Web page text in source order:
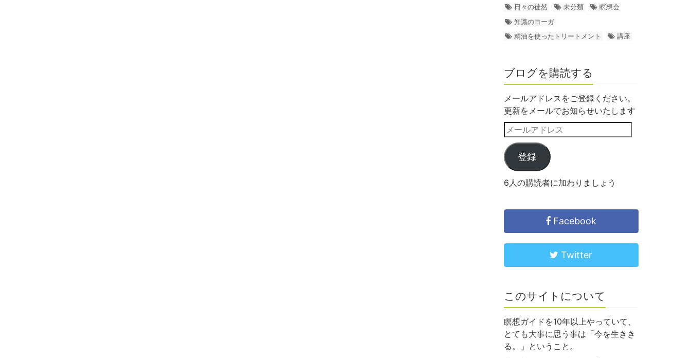
日々の徒然
未分類
瞑想会
知識のヨーガ
精油を使ったトリートメント
講座
ブログを購読する
メールアドレスをご登録ください。
更新をメールでお知らせいたします
登録
6人の購読者に加わりましょう
Facebook
Twitter
このサイトについて
瞑想ガイドを10年以上やっていて、
とても大事に思う事は「今を生きき
る。」ということ。